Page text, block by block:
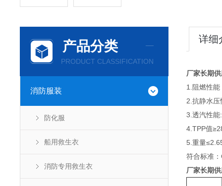
产品分类
PRODUCT CLASSIFICATION
消防服装
防化服
船用救生衣
消防专用救生衣
详细
厂家长期
1.阻燃性
2.抗静水
3.透汽性
4.TPP值
5.重量
符合标准
厂家长期